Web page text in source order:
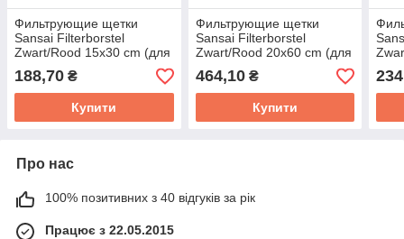
Фильтрующие щетки
Sansai Filterborstel
Zwart/Rood 15x30 cm (для
пруда, водоёма, септика)
188,70 ₴
Купити
Фильтрующие щетки
Sansai Filterborstel
Zwart/Rood 20х60 cm (для
пруда, водоёма, септика)
464,10₴
Купити
Про нас
100% позитивних з 40 відгуків за рік
Працює з 22.05.2015